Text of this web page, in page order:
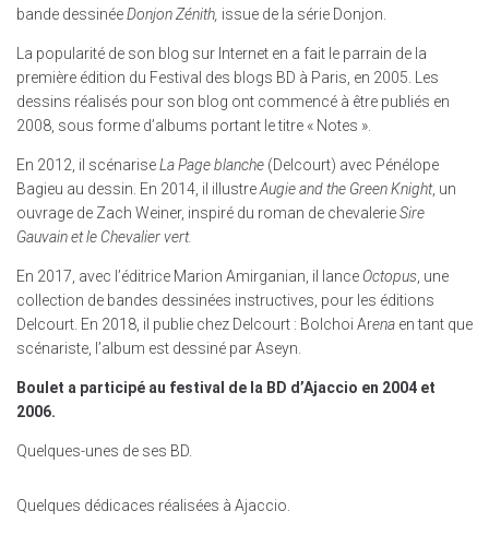
bande dessinéeDonjon Zénith, issue de la série Donjon.
La popularité de son blog sur Internet en a fait le parrain de la
première édition du Festival des blogs BD à Paris, en 2005. Les
dessins réalisés pour son blog ont commencé à être publiés en
2008, sous forme d’albums portant le titre « Notes ».
En 2012, il scénariseLa Page blanche (Delcourt) avec Pénélope
Bagieu au dessin. En 2014, il illustreAugie and the Green Knight, un
ouvrage de Zach Weiner, inspiré du roman de chevalerieSire
Gauvain et le Chevalier vert.
En 2017, avec l’éditrice Marion Amirganian, il lance Octopus , une
collection de bandes dessinées instructives, pour les éditions
Delcourt. En 2018, il publie chez Delcourt : Bolchoi Arena en tant que
scénariste, l’album est dessiné par Aseyn.
Boulet a participé au festival de la BD d’Ajaccio en 2004 et
2006.
Quelques-unes de ses BD.
Quelques dédicaces réalisées à Ajaccio.